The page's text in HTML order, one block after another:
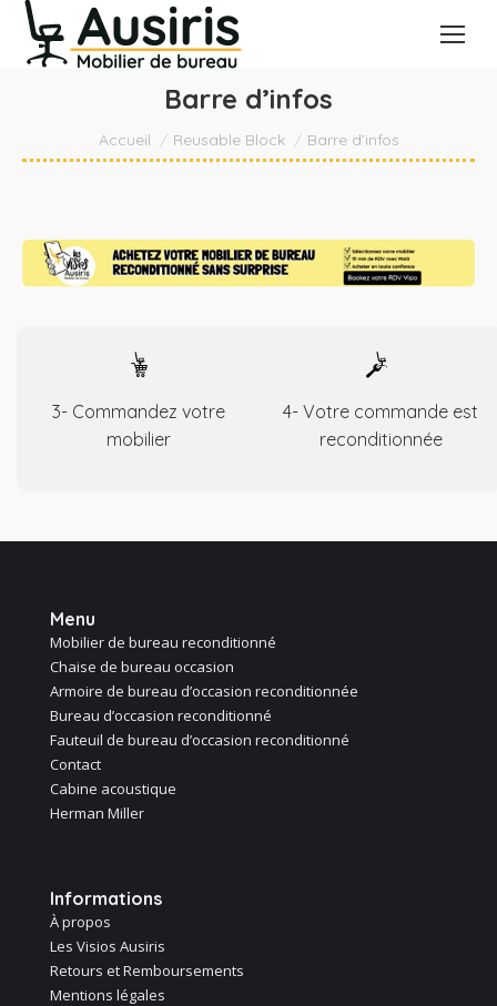
Barre d’infos
Vous êtes ici :
Accueil Reusable Block Barre d’infos
3- Commandez votre
mobilier
4- Votre commande est
reconditionnée
Menu
Mobilier de bureau reconditionné
Chaise de bureau occasion
Armoire de bureau d’occasion reconditionnée
Bureau d’occasion reconditionné
Fauteuil de bureau d’occasion reconditionné
Contact
Cabine acoustique
Herman Miller
Informations
À propos
Les Visios Ausiris
Retours et Remboursements
Mentions légales